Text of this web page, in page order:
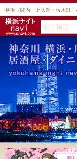
横浜（関内・上大岡・桜木町